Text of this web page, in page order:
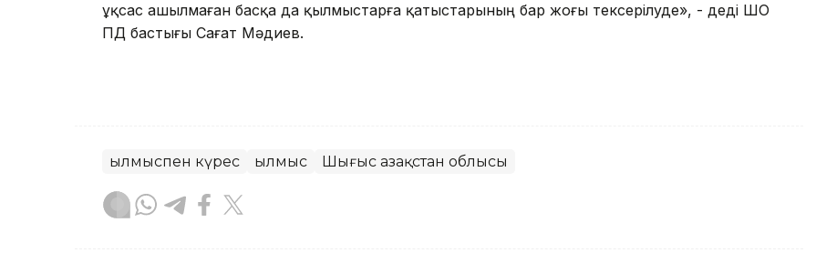
ұқсас ашылмаған басқа да қылмыстарға қатыстарының бар жоғы тексерілуде», - деді ШҚО
ПД бастығы Сағат Мәдиев.
Қылмыспен күрес Қылмыс Шығыс Қазақстан облысы